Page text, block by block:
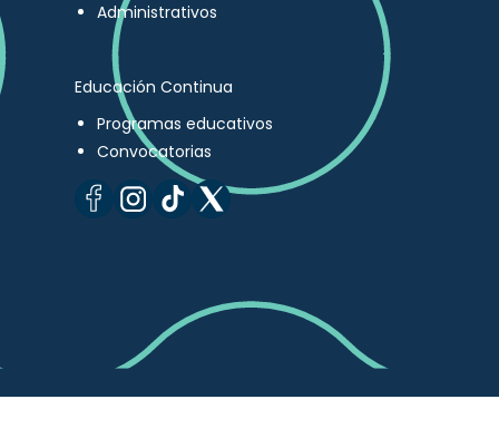
Administrativos
Educación Continua
Programas educativos
Convocatorias